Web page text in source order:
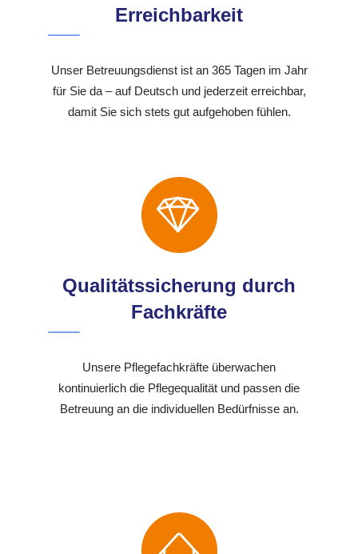
Erreichbarkeit
Unser Betreuungsdienst ist an 365 Tagen im Jahr
für Sie da – auf Deutsch und jederzeit erreichbar,
damit Sie sich stets gut aufgehoben fühlen.
Qualitätssicherung durch
Fachkräfte
Unsere Pflegefachkräfte überwachen
kontinuierlich die Pflegequalität und passen die
Betreuung an die individuellen Bedürfnisse an.